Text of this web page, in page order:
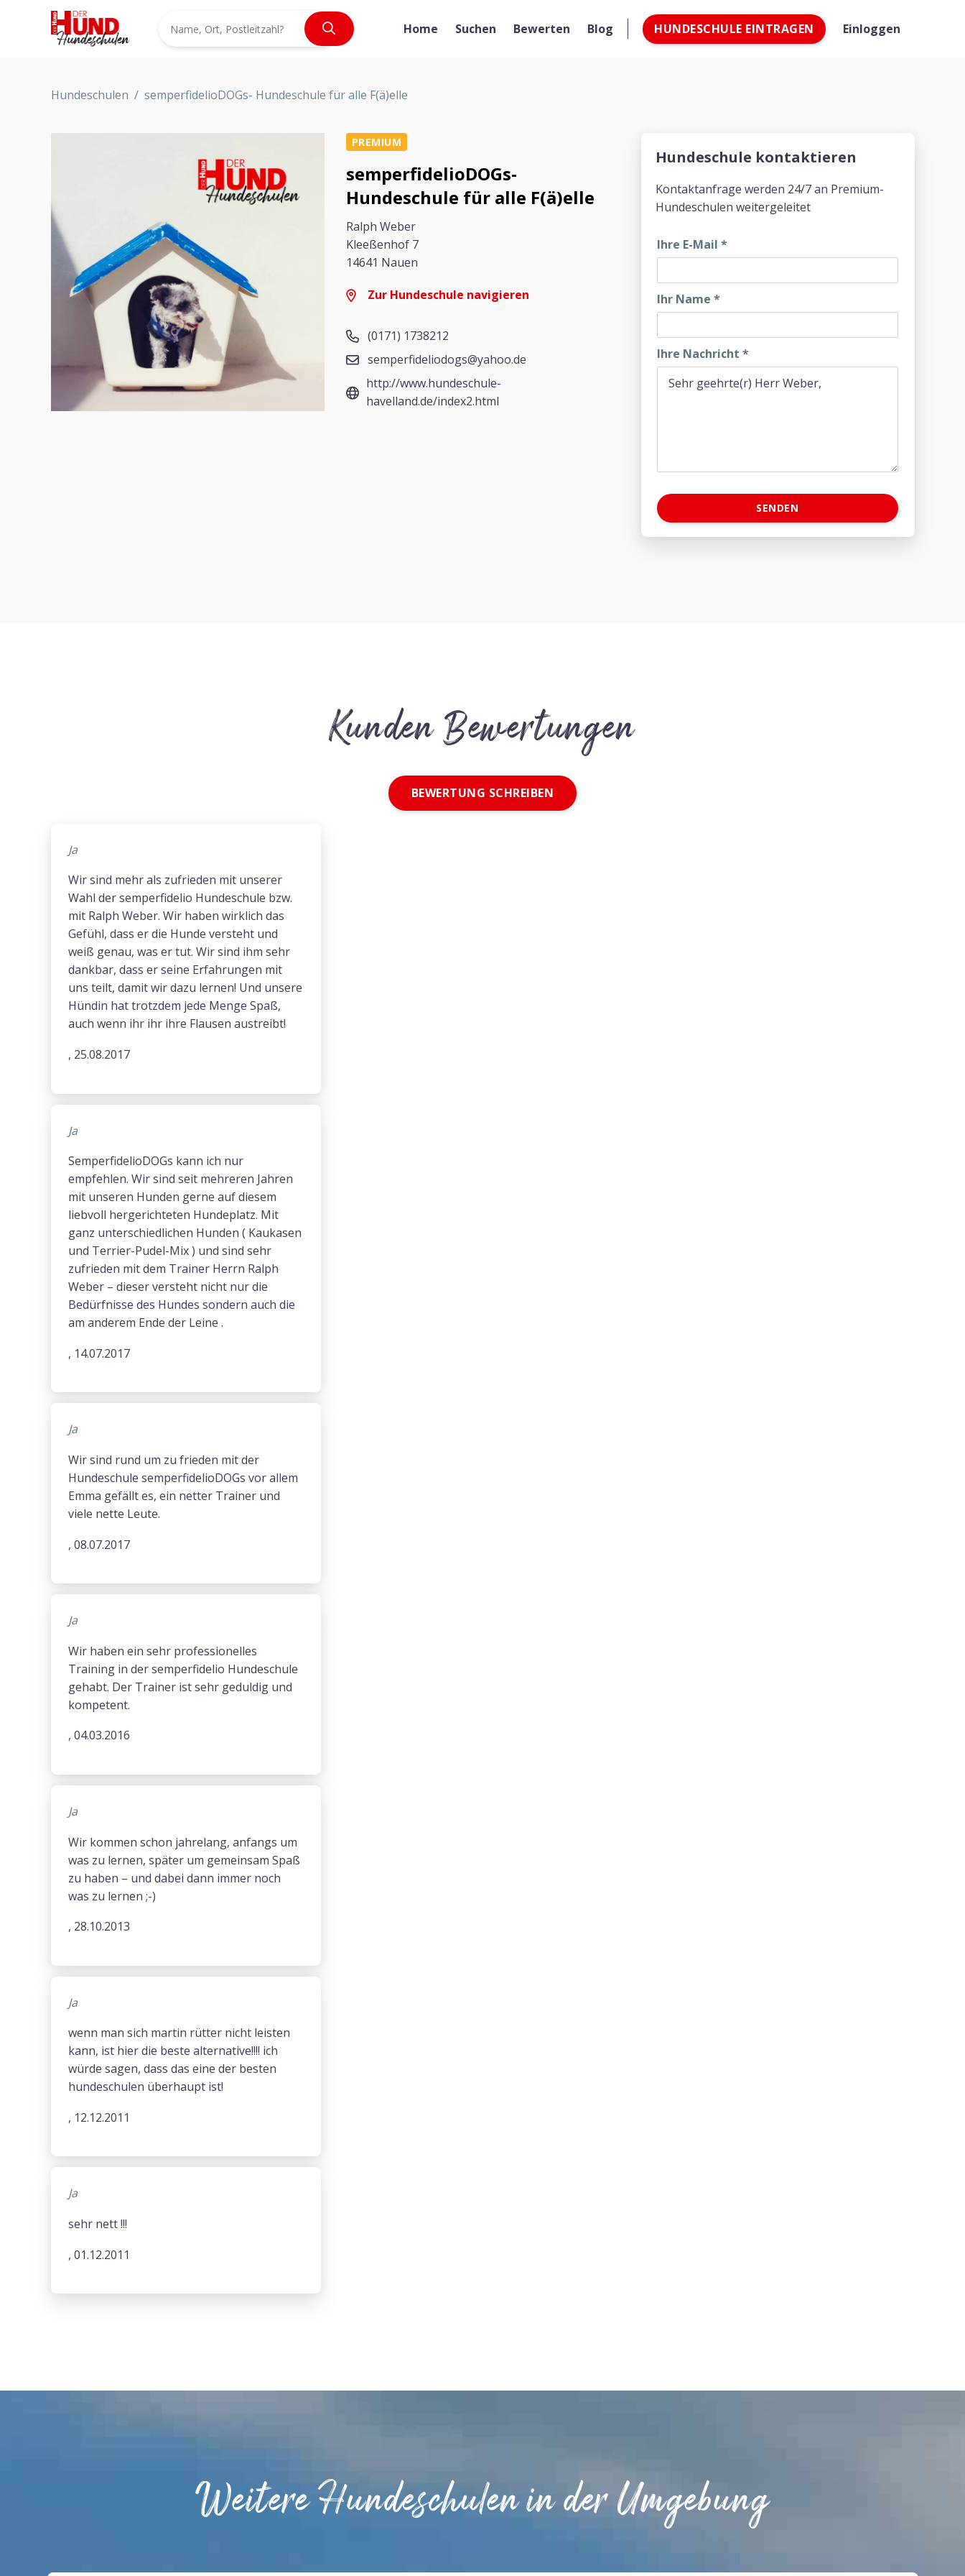
Home Suchen Bewerten Blog HUNDESCHULE EINTRAGEN Einloggen
Hundeschulen / semperfidelioDOGs- Hundeschule für alle F(ä)elle
PREMIUM
semperfidelioDOGs-
Hundeschule für alle F(ä)elle
Ralph Weber
Kleeßenhof 7
14641 Nauen
Zur Hundeschule navigieren
(0171) 1738212
semperfideliodogs@yahoo.de
http://www.hundeschule-
havelland.de/index2.html
Hundeschule kontaktieren
Kontaktanfrage werden 24/7 an Premium-
Hundeschulen weitergeleitet
Ihre E-Mail *
Ihr Name *
Ihre Nachricht *
Kunden Bewertungen
BEWERTUNG SCHREIBEN
Ja
Wir sind mehr als zufrieden mit unserer
Wahl der semperfidelio Hundeschule bzw.
mit Ralph Weber. Wir haben wirklich das
Gefühl, dass er die Hunde versteht und
weiß genau, was er tut. Wir sind ihm sehr
dankbar, dass er seine Erfahrungen mit
uns teilt, damit wir dazu lernen! Und unsere
Hündin hat trotzdem jede Menge Spaß,
auch wenn ihr ihr ihre Flausen austreibt!
, 25.08.2017
Ja
SemperfidelioDOGs kann ich nur
empfehlen. Wir sind seit mehreren Jahren
mit unseren Hunden gerne auf diesem
liebvoll hergerichteten Hundeplatz. Mit
ganz unterschiedlichen Hunden ( Kaukasen
und Terrier-Pudel-Mix ) und sind sehr
zufrieden mit dem Trainer Herrn Ralph
Weber – dieser versteht nicht nur die
Bedürfnisse des Hundes sondern auch die
am anderem Ende der Leine .
, 14.07.2017
Ja
Wir sind rund um zu frieden mit der
Hundeschule semperfidelioDOGs vor allem
Emma gefällt es, ein netter Trainer und
viele nette Leute.
, 08.07.2017
Ja
Wir haben ein sehr professionelles
Training in der semperfidelio Hundeschule
gehabt. Der Trainer ist sehr geduldig und
kompetent.
, 04.03.2016
Ja
Wir kommen schon jahrelang, anfangs um
was zu lernen, später um gemeinsam Spaß
zu haben – und dabei dann immer noch
was zu lernen ;-)
, 28.10.2013
Ja
wenn man sich martin rütter nicht leisten
kann, ist hier die beste alternative!!!! ich
würde sagen, dass das eine der besten
hundeschulen überhaupt ist!
, 12.12.2011
Ja
sehr nett !!!
, 01.12.2011
Weitere Hundeschulen in der Umgebung